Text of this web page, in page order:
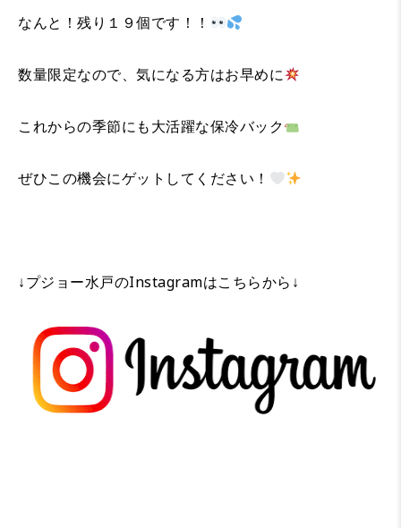
なんと！残り１９個です！！
数量限定なので、気になる方はお早めに
これからの季節にも大活躍な保冷バック
ぜひこの機会にゲットしてください！
↓プジョー水戸のInstagramはこちらから↓